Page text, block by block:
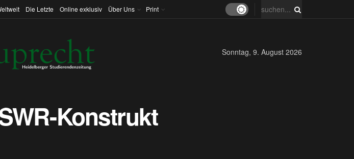
Die Letzte Online exklusiv Über Uns Print
Sonntag, 9. August 2026
Konstrukt